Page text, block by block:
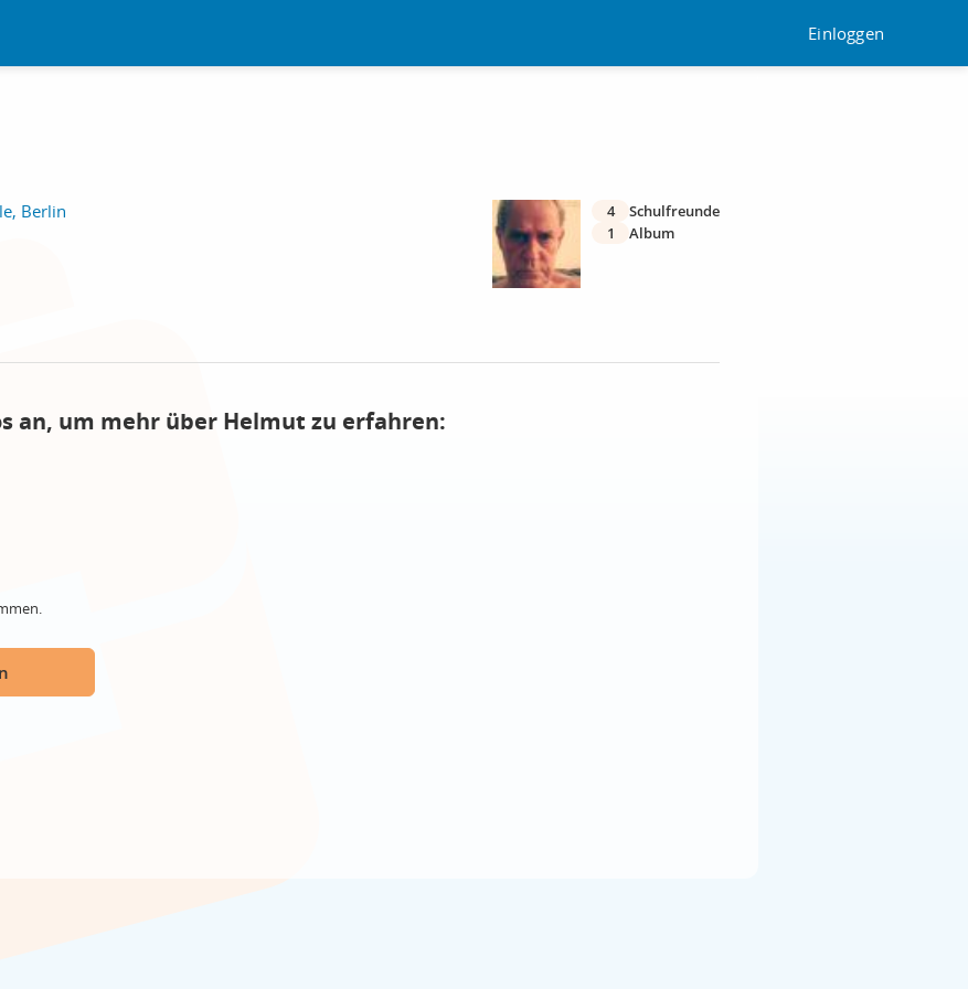
Einloggen
Berlin 4
Schulfreunde
1
Album
an, um mehr über Helmut zu erfahren: